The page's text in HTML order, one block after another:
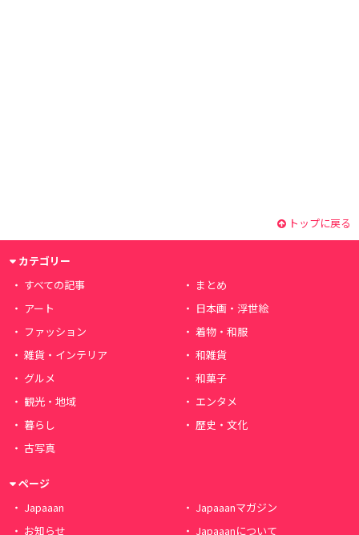
トップに戻る
カテゴリー
すべての記事
まとめ
アート
日本画・浮世絵
ファッション
着物・和服
雑貨・インテリア
和雑貨
グルメ
和菓子
観光・地域
エンタメ
暮らし
歴史・文化
古写真
ページ
Japaaan
Japaaanマガジン
お知らせ
Japaaanについて